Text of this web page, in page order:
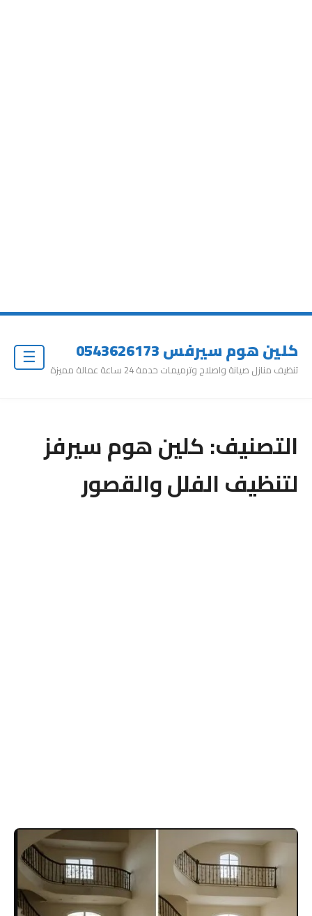
كلين هوم سيرفس 0543626173
تنظيف منازل صيانة واصلاح وترميمات خدمة 24 ساعة عمالة مميزة
التصنيف:كلين هوم سيرفز
لتنظيف الفلل والقصور